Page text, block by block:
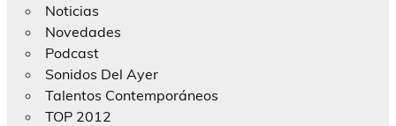
Noticias
Novedades
Podcast
Sonidos Del Ayer
Talentos Contemporáneos
TOP 2012